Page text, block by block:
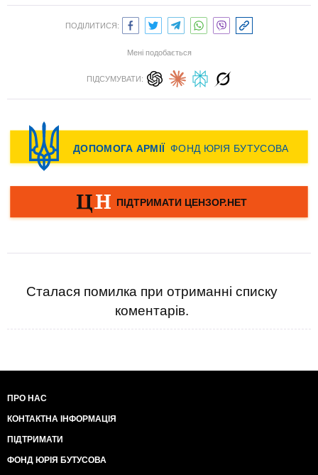
ПОДІЛИТИСЯ:
Мені подобається
ПІДСУМУВАТИ:
Сталася помилка при отриманні списку
коментарів.
ПРО НАС
КОНТАКТНА ІНФОРМАЦІЯ
ПІДТРИМАТИ
ФОНД ЮРІЯ БУТУСОВА